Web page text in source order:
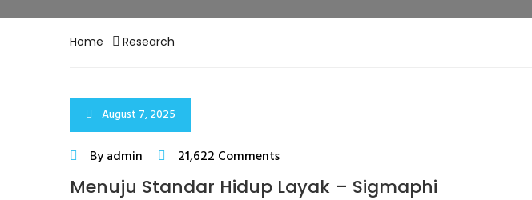
Home Research
August 7, 2025
By admin 21,622 Comments
Menuju Standar Hidup Layak – Sigmaphi